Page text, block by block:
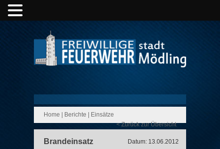
Home Berichte
Einsätze
< Zurück zur Übersicht
Brandeinsatz Datum: 13.06.2012